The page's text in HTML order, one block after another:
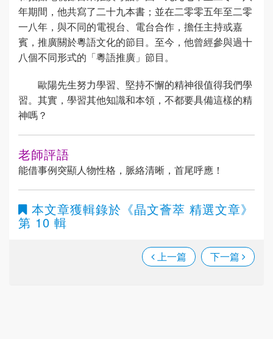
年期間，他共寫了二十九本書；並在二零零五年至二零
一八年，與不同的電視台、電台合作，擔任主持或嘉
賓，推廣關於粵語文化的節目。至今，他曾經參與過十
八個不同形式的「粵語推廣」節目。
歐陽先生努力學習、堅持不懈的精神很值得我們學
習。其實，學習其他知識和本領，不都要具備這樣的精
神嗎？
老師評語
能借事例突顯人物性格，脈絡清晰，首尾呼應！
本文章獲輯錄於 《晶文薈萃 精選文章》
第 10 輯
上一篇 下一篇